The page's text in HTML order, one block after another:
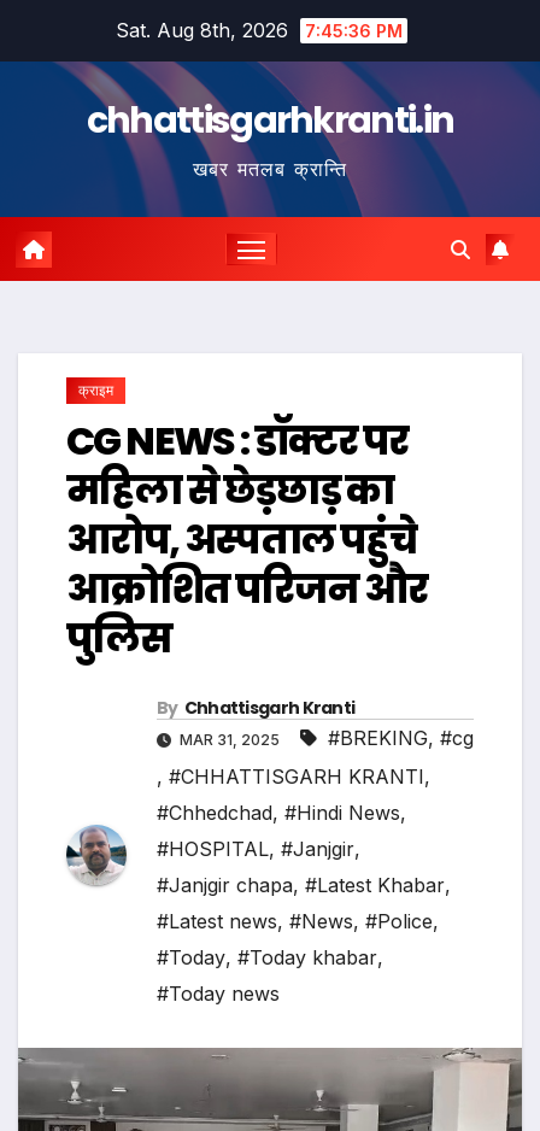
Sat. Aug 8th, 2026 7:45:37 PM
chhattisgarhkranti.in
खबर मतलब क्रान्ति
क्राइम
CG NEWS : डॉक्टर पर
महिला से छेड़छाड़ का
आरोप, अस्पताल पहुंचे
आक्रोशित परिजन और
पुलिस
By Chhattisgarh Kranti
MAR 31, 2025 #BREKING, #cg
, #CHHATTISGARH KRANTI,
#Chhedchad, #Hindi News,
#HOSPITAL, #Janjgir,
#Janjgir chapa, #Latest Khabar,
#Latest news, #News, #Police,
#Today, #Today khabar,
#Today news